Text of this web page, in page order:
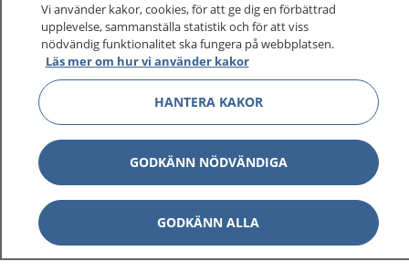
1177 på flera språk
Om 1177 Visa
Kontakt
Behandling av personuppgifter
Hantering av kakor
Vi använder kakor, cookies, för att ge dig en förbättrad
upplevelse, sammanställa statistik och för att viss
nödvändig funktionalitet ska fungera på webbplatsen.
Läs mer om hur vi använder kakor
HANTERA KAKOR
GODKÄNN NÖDVÄNDIGA
GODKÄNN ALLA